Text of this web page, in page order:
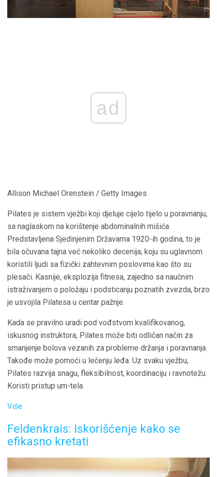
ad
Allison Michael Orenstein / Getty Images
Pilates je sistem vježbi koji djeluje cijelo tijelo u poravnanju,
sa naglaskom na korištenje abdominalnih mišića.
Predstavljena Sjedinjenim Državama 1920-ih godina, to je
bila očuvana tajna već nekoliko decenija, koju su uglavnom
koristili ljudi sa fizički zahtevnim poslovima kao što su
plesači. Kasnije, eksplozija fitnesa, zajedno sa naučnim
istraživanjem o položaju i podsticanju poznatih zvezda, brzo
je usvojila Pilatesa u centar pažnje.
Kada se pravilno uradi pod vođstvom kvalifikovanog,
iskusnog instruktora, Pilates može biti odličan način za
smanjenje bolova vezanih za probleme držanja i poravnanja.
Takođe može pomoći u lečenju leđa. Uz svaku vježbu,
Pilates razvija snagu, fleksibilnost, koordinaciju i ravnotežu.
Koristi pristup um-tela.
Više
Feldenkrais: Iskorišćenje kako se
efikasno kretati